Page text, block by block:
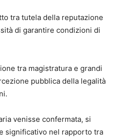
tra tutela della reputazione
di garantire condizioni di
tra magistratura e grandi
pubblica della legalità
venisse confermata, si
significativo nel rapporto tra